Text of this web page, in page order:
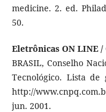
medicine. 2. ed.
50.
Eletrônicas ON LINE
BRASIL, Conselho
Tecnológico. Lista de
http://
jun. 2001.